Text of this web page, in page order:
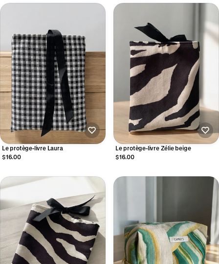
Le protège-livre Laura
$16.00
Le protège-livre Zélie beige
$16.00